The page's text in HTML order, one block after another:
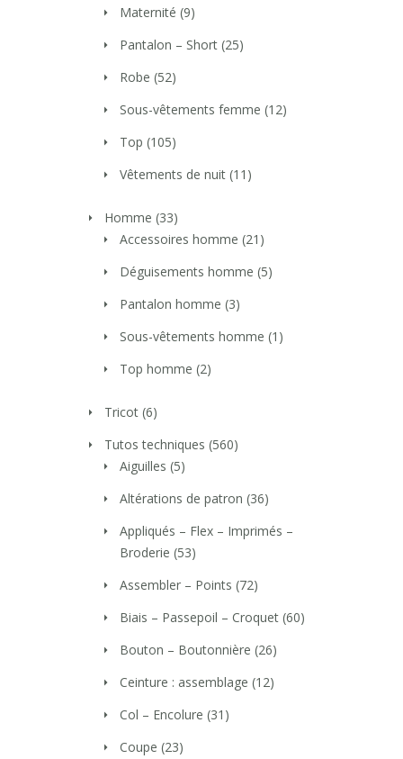
Maternité (9)
Pantalon – Short (25)
Robe (52)
Sous-vêtements femme (12)
Top (105)
Vêtements de nuit (11)
Homme (33)
Accessoires homme (21)
Déguisements homme (5)
Pantalon homme (3)
Sous-vêtements homme (1)
Top homme (2)
Tricot (6)
Tutos techniques (560)
Aiguilles (5)
Altérations de patron (36)
Appliqués – Flex – Imprimés –
Broderie (53)
Assembler – Points (72)
Biais – Passepoil – Croquet (60)
Bouton – Boutonnière (26)
Ceinture : assemblage (12)
Col – Encolure (31)
Coupe (23)